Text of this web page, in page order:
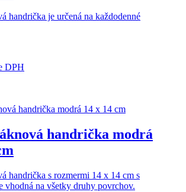
handrička je určená na každodenné
DPH
handrička modrá
handrička s rozmermi 14 x 14 cm s
vhodná na všetky druhy povrchov.